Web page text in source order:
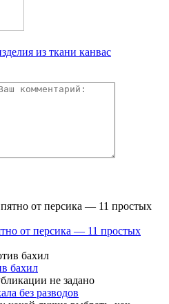
из ткани канвас
от персика — 11 простых
бахил
без разводов